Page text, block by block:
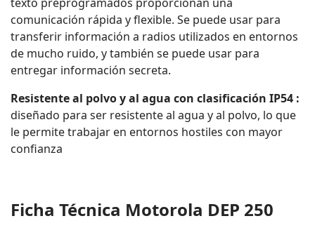
comunicación rápida y flexible. Se puede usar para
transferir información a radios utilizados en entornos
de mucho ruido, y también se puede usar para
entregar información secreta.
Resistente al polvo y al agua con clasificación IP54 :
diseñado para ser resistente al agua y al polvo, lo que
le permite trabajar en entornos hostiles con mayor
confianza
Ficha Técnica Motorola DEP 250